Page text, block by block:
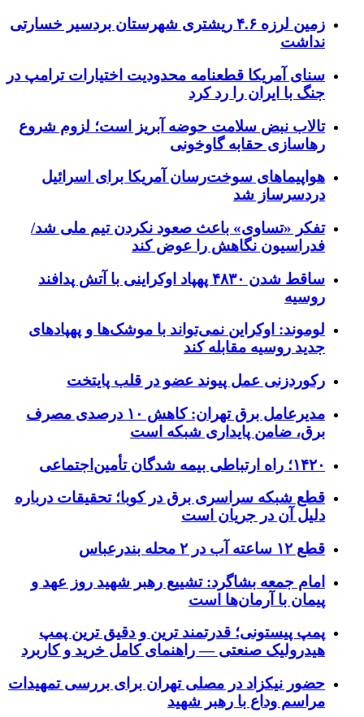
زمین لرزه ۴.۶ ریشتری شهرستان بردسیر خسارتی
نداشت
سنای آمریکا قطعنامه محدودیت اختیارات ترامپ در
جنگ با ایران را رد کرد
تالاب نبض سلامت حوضه آبریز است؛ لزوم شروع
رهاسازی حقابه گاوخونی
هواپیماهای سوخت‌رسان آمریکا برای اسرائیل
دردسرساز شد
تفکر «تساوی» باعث صعود نکردن تیم ملی شد/
فدراسیون نگاهش را عوض کند
ساقط شدن ۴۸۳۰ پهپاد اوکراینی با آتش پدافند
روسیه
لوموند: اوکراین نمی‌تواند با موشک‌ها و پهپادهای
جدید روسیه مقابله کند
رکوردزنی عمل پیوند عضو در قلب پایتخت
مدیرعامل برق تهران: کاهش ۱۰ درصدی مصرف
برق، ضامن پایداری شبکه است
۱۴۲۰؛ راه ارتباطی بیمه شدگان تأمین‌اجتماعی
قطع شبکه سراسری برق در کوبا؛ تحقیقات درباره
دلیل آن در جریان است
قطع ۱۲ ساعته آب در ۲ محله بندرعباس
امام جمعه بشاگرد: تشییع رهبر شهید روز عهد و
پیمان با آرمان‌ها است
پمپ پیستونی؛ قدرتمند ترین و دقیق‌ ترین پمپ
هیدرولیک صنعتی — راهنمای کامل خرید و کاربرد
حضور نیکزاد در مصلی تهران برای بررسی تمهیدات
مراسم وداع با رهبر شهید